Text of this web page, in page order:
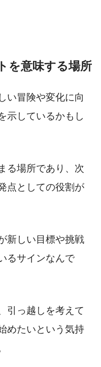
を意味する場所
い冒険や変化に向
示しているかもし
る場所であり、次
点としての役割が
新しい目標や挑戦
るサインなんで
引っ越しを考えて
めたいという気持